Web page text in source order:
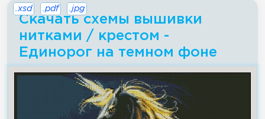
Скачать схемы вышивки
нитками / крестом -
Единорог на темном фоне
.xsd .pdf .jpg